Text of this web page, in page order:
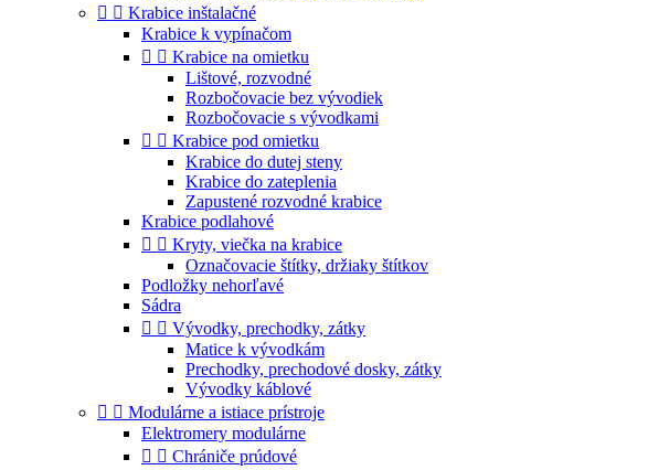
  Krabice inštalačné
Krabice k vypínačom
  Krabice na omietku
Lištové, rozvodné
Rozbočovacie bez vývodiek
Rozbočovacie s vývodkami
  Krabice pod omietku
Krabice do dutej steny
Krabice do zateplenia
Zapustené rozvodné krabice
Krabice podlahové
  Kryty, viečka na krabice
Označovacie štítky, držiaky štítkov
Podložky nehorľavé
Sádra
  Vývodky, prechodky, zátky
Matice k vývodkám
Prechodky, prechodové dosky, zátky
Vývodky káblové
  Modulárne a istiace prístroje
Elektromery modulárne
  Chrániče prúdové